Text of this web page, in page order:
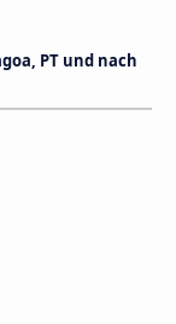
PT und nach